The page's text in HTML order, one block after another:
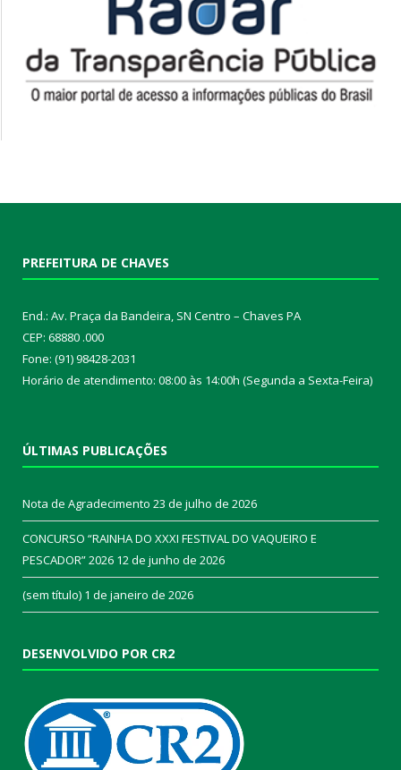
PREFEITURA DE CHAVES
End.: Av. Praça da Bandeira, SN Centro – Chaves PA
CEP: 68880 .000
Fone: (91) 98428-2031
Horário de atendimento: 08:00 às 14:00h (Segunda a Sexta-Feira)
ÚLTIMAS PUBLICAÇÕES
Nota de Agradecimento 23 de julho de 2026
CONCURSO “RAINHA DO XXXI FESTIVAL DO VAQUEIRO E
PESCADOR” 2026 12 de junho de 2026
(sem título) 1 de janeiro de 2026
DESENVOLVIDO POR CR2